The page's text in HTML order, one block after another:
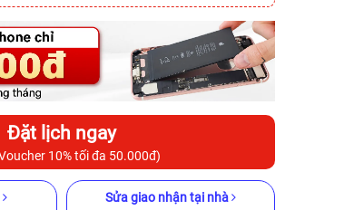
-6.200.000đ -5.700.000đ
Đặt lịch ngay
10% tối đa 50.000đ)
Sửa giao nhận tại nhà